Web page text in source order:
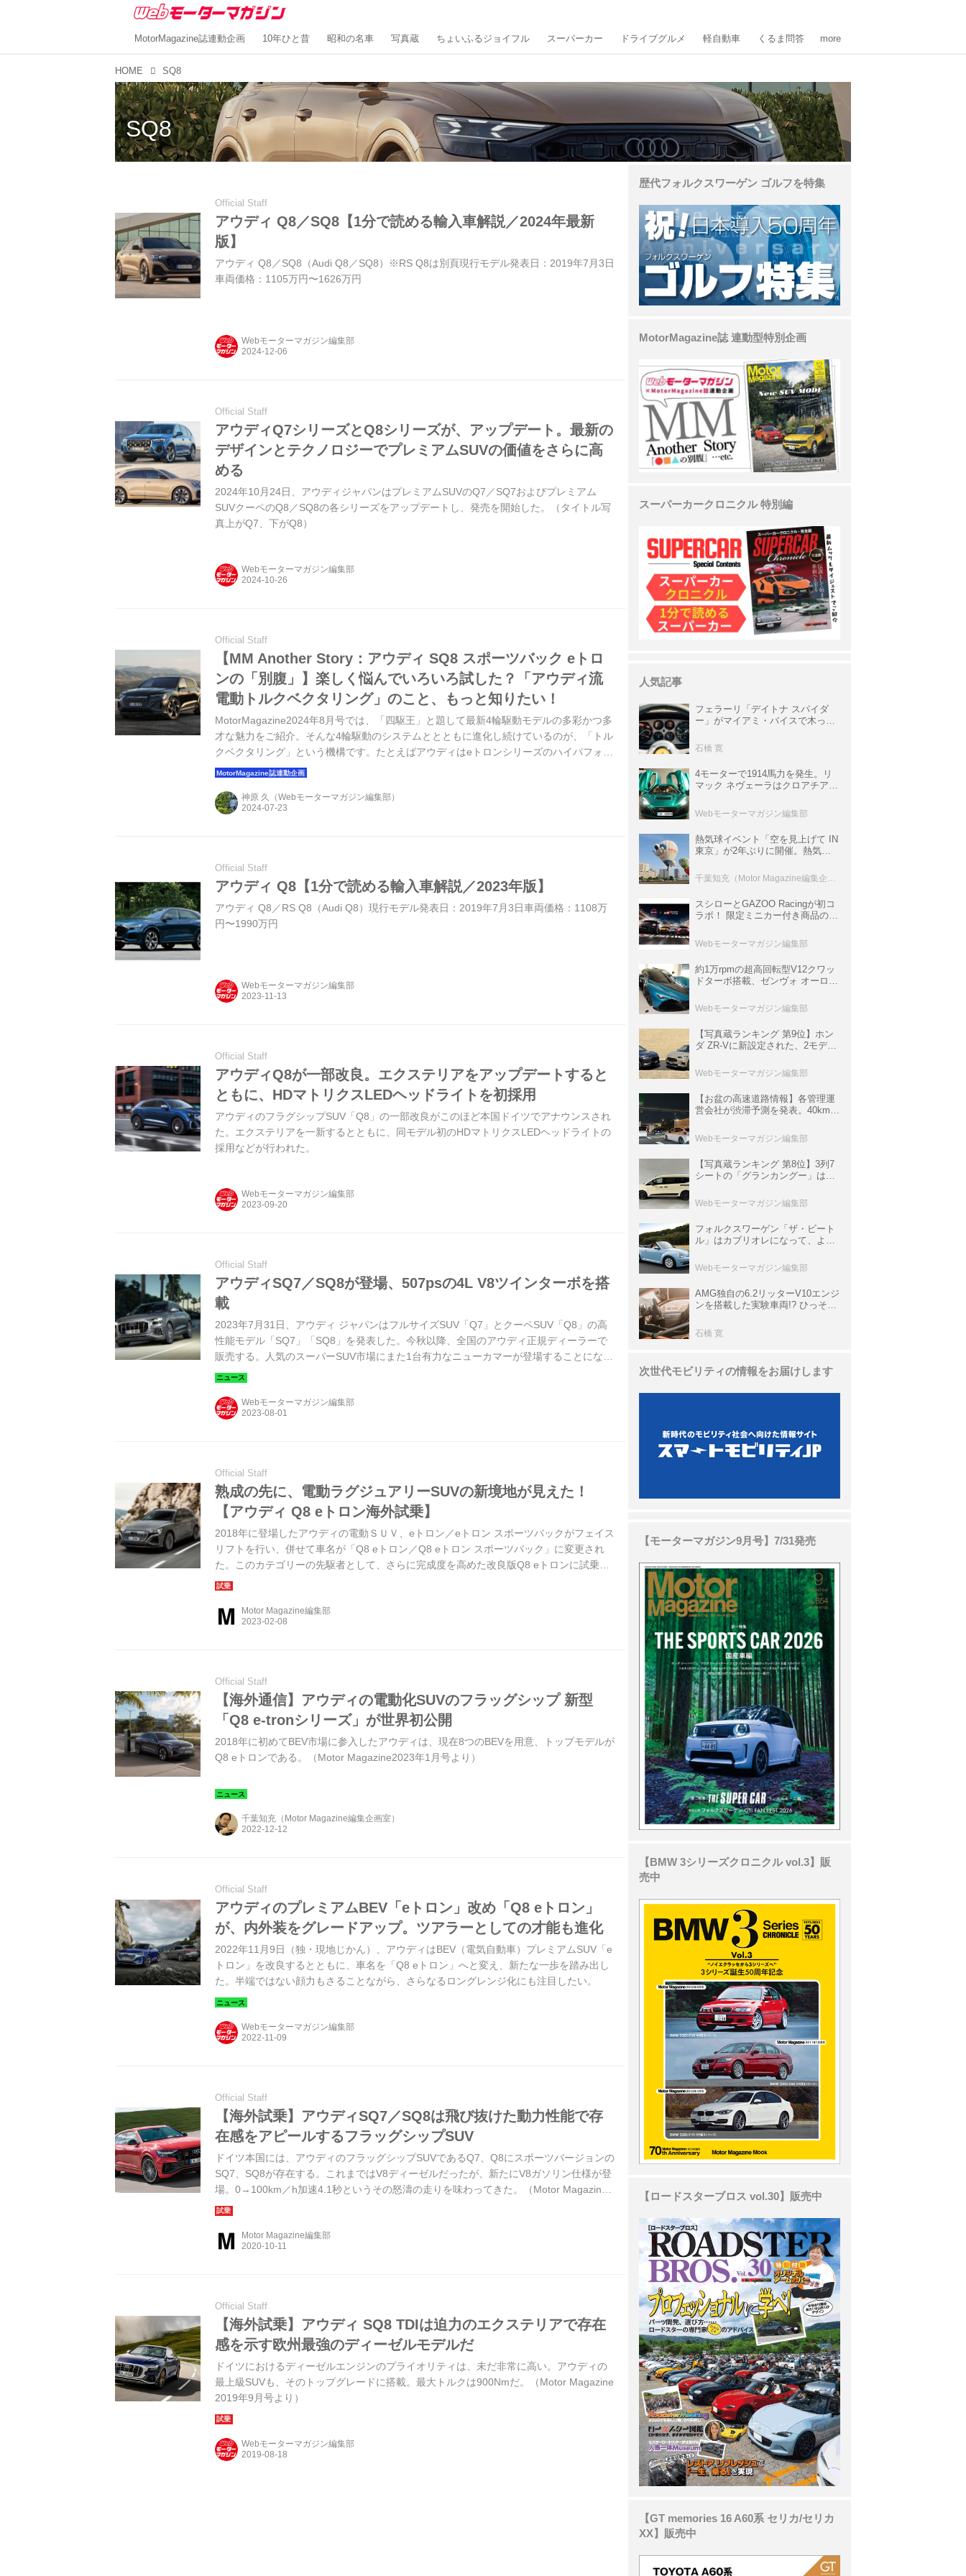
MotorMagazine誌連動企画 10年ひと昔 昭和の名車 写真蔵 ちょいふるジョイフル スーパーカー ドライブグルメ 軽自動車 くるま問答 more
HOME SQ8
SQ8
Official Staff
アウディ Q8／SQ8【1分で読める輸入車解説／2024年最新
版】
アウディ Q8／SQ8（Audi Q8／SQ8）※RS Q8は別頁現行モデル発表日：2019年7月3日
車両価格：1105万円〜1626万円
Webモーターマガジン編集部
Official Staff
アウディQ7シリーズとQ8シリーズが、アップデート。最新の
デザインとテクノロジーでプレミアムSUVの価値をさらに高
める
2024年10月24日、アウディジャパンはプレミアムSUVのQ7／SQ7およびプレミアム
SUVクーペのQ8／SQ8の各シリーズをアップデートし、発売を開始した。（タイトル写
真上がQ7、下がQ8）
Webモーターマガジン編集部
Official Staff
【MM Another Story：アウディ SQ8 スポーツバック eトロ
ンの「別腹」】楽しく悩んでいろいろ試した？「アウディ流
電動トルクベクタリング」のこと、もっと知りたい！
MotorMagazine2024年8月号では、「四駆王」と題して最新4輪駆動モデルの多彩かつ多
才な魅力をご紹介。そんな4輪駆動のシステムととともに進化し続けているのが、「トル
クベクタリング」という機構です。たとえばアウディはeトロンシリーズのハイパフォー
マンスラインである「S」系で、後輪左右にそれぞれ最適な駆動力を配分する2モーター
乗記と合わせて、その「素敵な個性」に触れてみてください。
神原 久（Webモーターマガジン編集部）
Official Staff
アウディ Q8【1分で読める輸入車解説／2023年版】
アウディ Q8／RS Q8（Audi Q8）現行モデル発表日：2019年7月3日車両価格：1108万
円〜1990万円
Webモーターマガジン編集部
Official Staff
アウディQ8が一部改良。エクステリアをアップデートすると
ともに、HDマトリクスLEDヘッドライトを初採用
アウディのフラグシップSUV「Q8」の一部改良がこのほど本国ドイツでアナウンスされ
た。エクステリアを一新するとともに、同モデル初のHDマトリクスLEDヘッドライトの
採用などが行われた。
Webモーターマガジン編集部
Official Staff
アウディSQ7／SQ8が登場、507psの4L V8ツインターボを搭
載
2023年7月31日、アウディ ジャパンはフルサイズSUV「Q7」とクーペSUV「Q8」の高
性能モデル「SQ7」「SQ8」を発表した。今秋以降、全国のアウディ正規ディーラーで
販売する。人気のスーパーSUV市場にまた1台有力なニューカマーが登場することにな
る。タイトルカットはアウディQ8のSモデル「SQ8」。
Webモーターマガジン編集部
Official Staff
熟成の先に、電動ラグジュアリーSUVの新境地が見えた！
【アウディ Q8 eトロン海外試乗】
2018年に登場したアウディの電動ＳＵＶ、eトロン／eトロン スポーツバックがフェイス
リフトを行い、併せて車名が「Q8 eトロン／Q8 eトロン スポーツバック」に変更され
た。このカテゴリーの先駆者として、さらに完成度を高めた改良版Q8 eトロンに試乗し
た。（Motor Magazine 2023年3月号より）
Motor Magazine編集部
Official Staff
【海外通信】アウディの電動化SUVのフラッグシップ 新型
「Q8 e-tronシリーズ」が世界初公開
2018年に初めてBEV市場に参入したアウディは、現在8つのBEVを用意、トップモデルが
Q8 eトロンである。（Motor Magazine2023年1月号より）
千葉知充（Motor Magazine編集企画室）
Official Staff
アウディのプレミアムBEV「eトロン」改め「Q8 eトロン」
が、内外装をグレードアップ。ツアラーとしての才能も進化
2022年11月9日（独・現地じかん）、アウディはBEV（電気自動車）プレミアムSUV「e
トロン」を改良するとともに、車名を「Q8 eトロン」へと変え、新たな一歩を踏み出し
た。半端ではない顔力もさることながら、さらなるロングレンジ化にも注目したい。
Webモーターマガジン編集部
Official Staff
【海外試乗】アウディSQ7／SQ8は飛び抜けた動力性能で存
在感をアピールするフラッグシップSUV
ドイツ本国には、アウディのフラッグシップSUVであるQ7、Q8にスポーツバージョンの
SQ7、SQ8が存在する。これまではV8ディーゼルだったが、新たにV8ガソリン仕様が登
場。0→100km／h加速4.1秒というその怒濤の走りを味わってきた。（Motor Magazine
2020年11月号より）
Motor Magazine編集部
Official Staff
【海外試乗】アウディ SQ8 TDIは迫力のエクステリアで存在
感を示す欧州最強のディーゼルモデルだ
ドイツにおけるディーゼルエンジンのプライオリティは、未だ非常に高い。アウディの
最上級SUVも、そのトップグレードに搭載。最大トルクは900Nmだ。（Motor Magazine
2019年9月号より）
Webモーターマガジン編集部
歴代フォルクスワーゲン ゴルフを特集
MotorMagazine誌 連動型特別企画
スーパーカークロニクル 特別編
人気記事
フェラーリ「デイトナ スパイダ
ー」がマイアミ・バイスで木っ端
サ」に化けた理由
石橋 寛
4モーターで1914馬力を発生。リ
マック ネヴェーラはクロアチア発
ロニクル・完全版／115】
Webモーターマガジン編集部
熱気球イベント「空を見上げて IN
東京」が2年ぶりに開催。熱気球
室などのコンテンツも
千葉知充（Motor Magazine編集企画室）
スシローとGAZOO Racingが初コ
ラボ！ 限定ミニカー付き商品の
ト体験があたる抽選企画などを展
開
Webモーターマガジン編集部
約1万rpmの超高回転型V12クワッ
ドターボ搭載、ゼンヴォ オーロラ
イパーカー【スーパーカークロニ
クル・完全版／116】
Webモーターマガジン編集部
【写真蔵ランキング 第9位】ホン
ダ ZR-Vに新設定された、2モデル
グ」と「ブラックスタイル」
Webモーターマガジン編集部
【お盆の高速道路情報】各管理運
営会社が渋滞予測を発表。40km以
数ある
Webモーターマガジン編集部
【写真蔵ランキング 第8位】3列7
シートの「グランカングー」は、
ア＆ブラックバンパーの組み合わ
せ
Webモーターマガジン編集部
フォルクスワーゲン「ザ・ビート
ル」はカブリオレになって、より
と昔の新車】
Webモーターマガジン編集部
AMG独自の6.2リッターV10エンジ
ンを搭載した実験車両!? ひっそり
P900 プロトタイプ」とは
石橋 寛
次世代モビリティの情報をお届けします
【モーターマガジン9月号】7/31発売
【BMW 3シリーズクロニクル vol.3】販
売中
【ロードスターブロス vol.30】販売中
【GT memories 16 A60系 セリカ/セリカ
XX】販売中